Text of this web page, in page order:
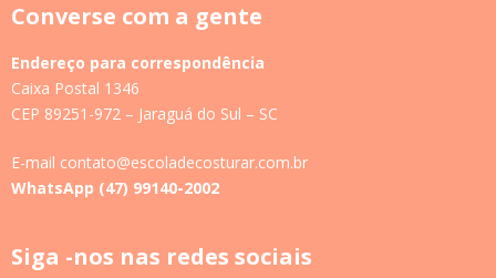
Converse com a gente
Endereço para correspondência
Caixa Postal 1346
CEP 89251-972 – Jaraguá do Sul – SC
E-mail contato@escoladecosturar.com.br
WhatsApp (47) 99140-2002
Siga -nos nas redes sociais